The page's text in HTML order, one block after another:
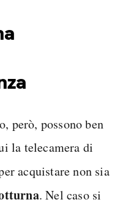
però, possono ben
la telecamera di
acquistare non sia
. Nel caso si